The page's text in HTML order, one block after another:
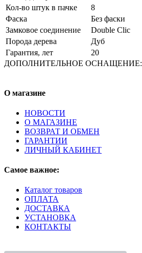
Кол-во штук в пачке
8
Фаска
Без фаски
Замковое соединение
Double Clic
Порода дерева
Дуб
Гарантия, лет
20
ДОПОЛНИТЕЛЬНОЕ ОСНАЩЕНИЕ:
О магазине
НОВОСТИ
О МАГАЗИНЕ
ВОЗВРАТ И ОБМЕН
ГАРАНТИИ
ЛИЧНЫЙ КАБИНЕТ
Самое важное:
Каталог товаров
ОПЛАТА
ДОСТАВКА
УСТАНОВКА
КОНТАКТЫ